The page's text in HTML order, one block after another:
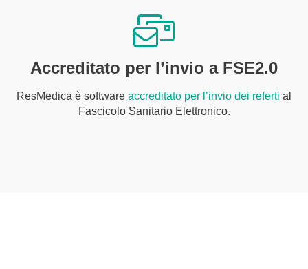
Accreditato per l’invio a FSE2.0
ResMedica è software accreditato per l’invio dei referti al
Fascicolo Sanitario Elettronico.